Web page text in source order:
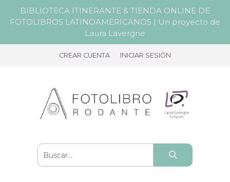
BIBLIOTECA ITINERANTE & TIENDA ONLINE DE
FOTOLIBROS LATINOAMERICANOS | Un proyecto de
Laura Lavergne
CREAR CUENTA INICIAR SESIÓN